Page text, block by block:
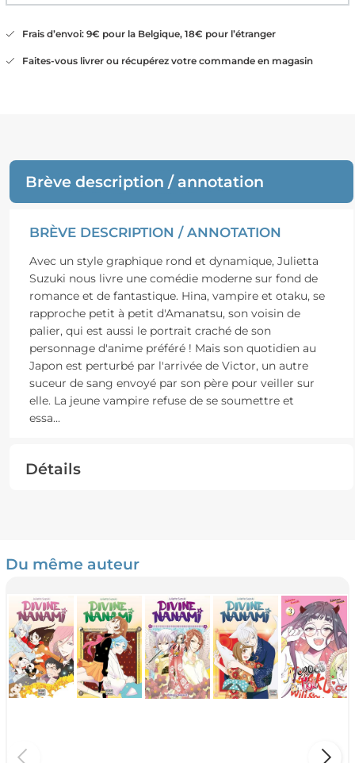
Frais d’envoi: 9€ pour la Belgique, 18€ pour l’étranger
Faites-vous livrer ou récupérez votre commande en magasin
Brève description / annotation
BRÈVE DESCRIPTION / ANNOTATION
Avec un style graphique rond et dynamique, Julietta
Suzuki nous livre une comédie moderne sur fond de
romance et de fantastique. Hina, vampire et otaku, se
rapproche petit à petit d'Amanatsu, son voisin de
palier, qui est aussi le portrait craché de son
personnage d'anime préféré ! Mais son quotidien au
Japon est perturbé par l'arrivée de Victor, un autre
suceur de sang envoyé par son père pour veiller sur
elle. La jeune vampire refuse de se soumettre et
essa...
Détails
Du même auteur